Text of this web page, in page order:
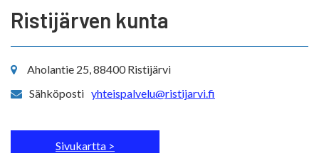
Ristijärven kunta
Aholantie 25, 88400 Ristijärvi
Sähköposti yhteispalvelu@ristijarvi.fi
Sivukartta >